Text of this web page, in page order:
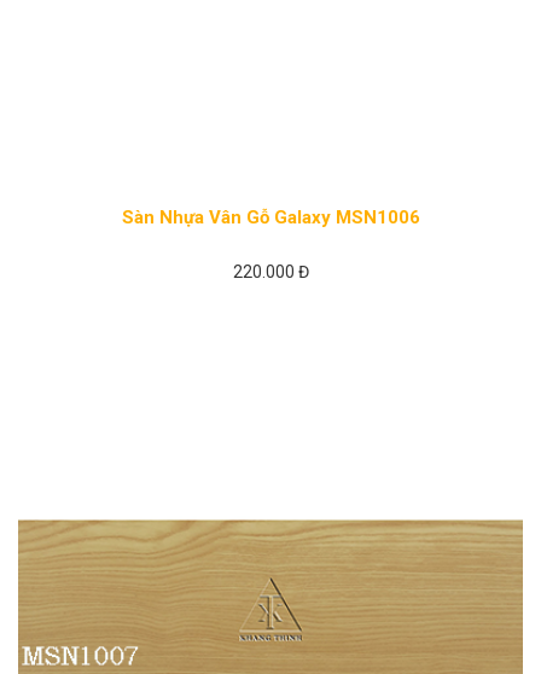
Sàn Nhựa Vân Gỗ Galaxy MSN1006
220.000 Đ